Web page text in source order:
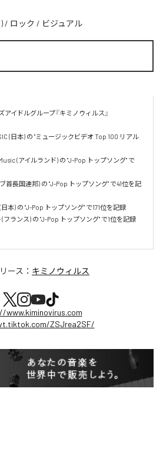
/ ロック / ビジュアル
イドルグループ『キミノウィルス』
(日本) の "ミュージックビデオ Top 100 リアル
(アイルランド) の "J-Pop トップソング" で
首長国連邦) の "J-Pop トップソング" で41位を記
本) の "J-Pop トップソング" で171位を記録
ランス) の "J-Pop トップソング" で1位を記録
ース： キミノウィルス
www.kiminovirus.com
ZSJrea2SF/